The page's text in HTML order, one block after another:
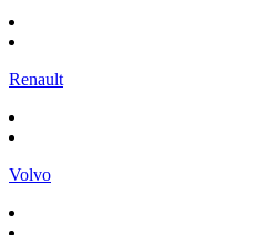
Renault
Volvo